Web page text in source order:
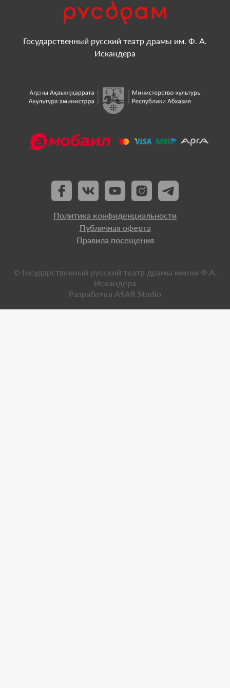
Государственный русский театр драмы им. Ф. А.
Искандера
Политика конфиденциальности
Публичная оферта
Правила посещения
© Государственный русский театр драмы имени Ф.А.
Искандера
Разработка ASAR Studio